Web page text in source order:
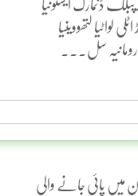
لواٹیا لتھووینیا
رومانیہ سل...
میں پائی جانے والی